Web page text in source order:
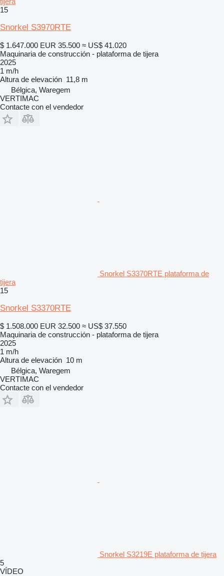
15
Snorkel S3970RTE
$ 1.647.000 EUR 35.500 ≈ US$ 41.020
Maquinaria de construcción - plataforma de tijera
2025
1 m/h
Altura de elevación 11,8 m
Bélgica, Waregem
VERTIMAC
Contacte con el vendedor
Snorkel S3370RTE plataforma de
tijera
15
Snorkel S3370RTE
$ 1.508.000 EUR 32.500 ≈ US$ 37.550
Maquinaria de construcción - plataforma de tijera
2025
1 m/h
Altura de elevación 10 m
Bélgica, Waregem
VERTIMAC
Contacte con el vendedor
Snorkel S3219E plataforma de tijera
5
VÍDEO